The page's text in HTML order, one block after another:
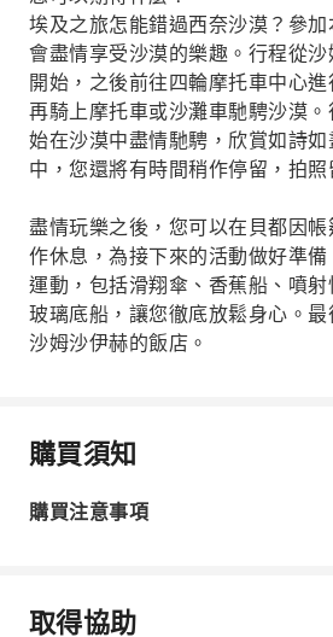
埃及之旅怎能錯過西奈沙漠？參
會盡情享受沙漠的樂趣。行程從
開始，之後前往四輪摩托車中心
再騎上摩托車或沙灘車馳騁沙漠
始在沙漠中盡情馳騁，欣賞如詩
中，您還將有時間稍作停留，拍照
盡情玩樂之後，您可以在貝都因
作休息，為接下來的活動做好準
運動，包括滑翔傘、香蕉船、噴
玻璃底船，讓您徹底放鬆身心。最
沙姆沙伊赫的飯店。
購買須知
購買注意事項
取得協助